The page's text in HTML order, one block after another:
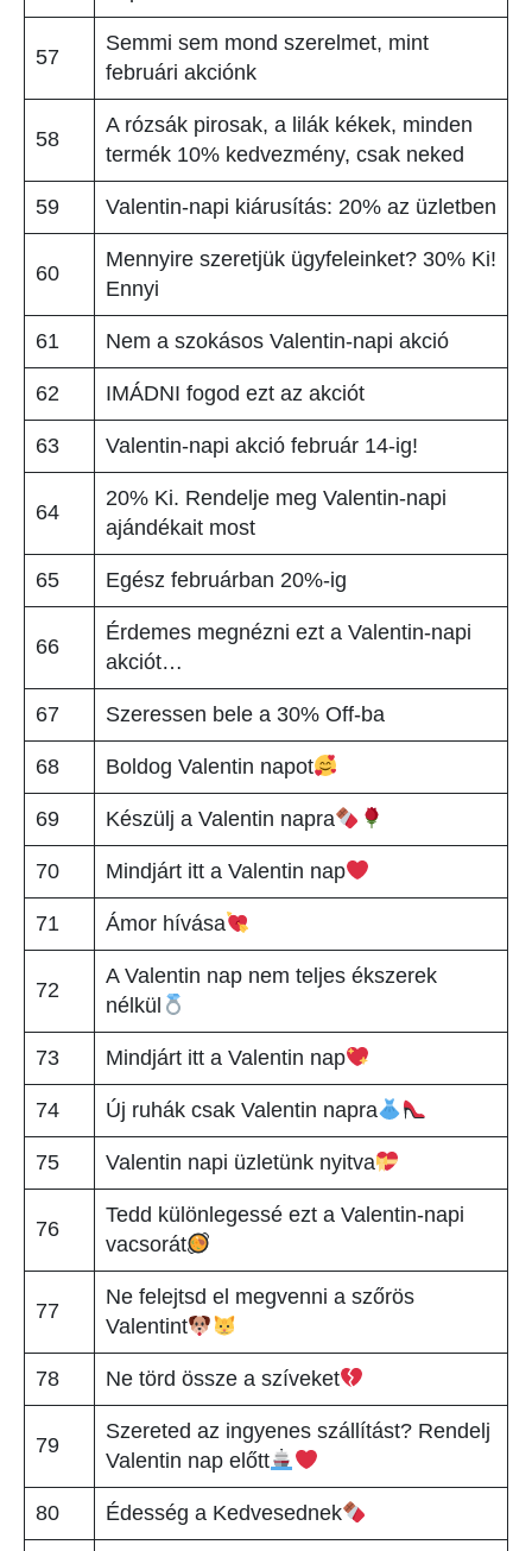
57
Semmi sem mond szerelmet, mint
februári akciónk
58
A rózsák pirosak, a lilák kékek, minden
termék 10% kedvezmény, csak neked
59 Valentin-napi kiárusítás: 20% az üzletben
60
Mennyire szeretjük ügyfeleinket? 30% Ki!
Ennyi
61 Nem a szokásos Valentin-napi akció
62 IMÁDNI fogod ezt az akciót
63 Valentin-napi akció február 14-ig!
64
20% Ki. Rendelje meg Valentin-napi
ajándékait most
65 Egész februárban 20%-ig
66
Érdemes megnézni ezt a Valentin-napi
akciót…
67 Szeressen bele a 30% Off-ba
68 Boldog Valentin napot
69 Készülj a Valentin napra
70 Mindjárt itt a Valentin nap
71 Ámor hívása
72
A Valentin nap nem teljes ékszerek
nélkül
73 Mindjárt itt a Valentin nap
74 Új ruhák csak Valentin napra
75 Valentin napi üzletünk nyitva
76
Tedd különlegessé ezt a Valentin-napi
vacsorát
77
Ne felejtsd el megvenni a szőrös
Valentint
78 Ne törd össze a szíveket
79
Szereted az ingyenes szállítást? Rendelj
Valentin nap előtt
80 Édesség a Kedvesednek